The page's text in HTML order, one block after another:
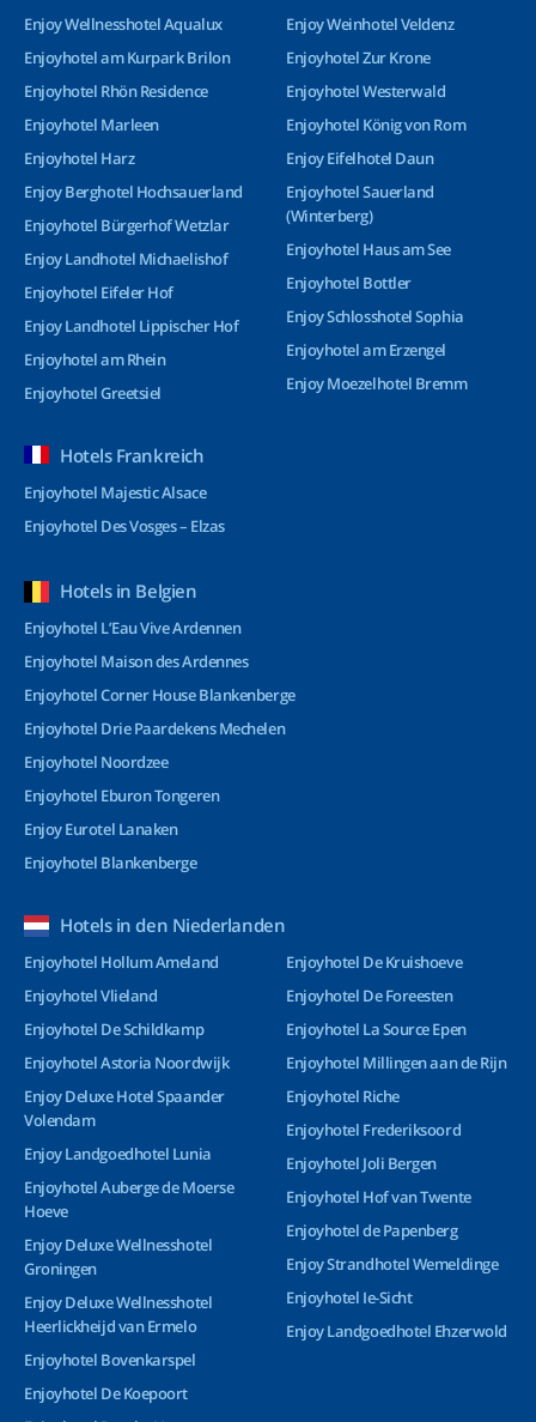
Enjoy Wellnesshotel Aqualux
Enjoyhotel am Kurpark Brilon
Enjoyhotel Rhön Residence
Enjoyhotel Marleen
Enjoyhotel Harz
Enjoy Berghotel Hochsauerland
Enjoyhotel Bürgerhof Wetzlar
Enjoy Landhotel Michaelishof
Enjoyhotel Eifeler Hof
Enjoy Landhotel Lippischer Hof
Enjoyhotel am Rhein
Enjoyhotel Greetsiel
Enjoy Weinhotel Veldenz
Enjoyhotel Zur Krone
Enjoyhotel Westerwald
Enjoyhotel König von Rom
Enjoy Eifelhotel Daun
Enjoyhotel Sauerland
(Winterberg)
Enjoyhotel Haus am See
Enjoyhotel Bottler
Enjoy Schlosshotel Sophia
Enjoyhotel am Erzengel
Enjoy Moezelhotel Bremm
Hotels Frankreich
Enjoyhotel Majestic Alsace
Enjoyhotel Des Vosges – Elzas
Hotels in Belgien
Enjoyhotel L’Eau Vive Ardennen
Enjoyhotel Maison des Ardennes
Enjoyhotel Corner House Blankenberge
Enjoyhotel Drie Paardekens Mechelen
Enjoyhotel Noordzee
Enjoyhotel Eburon Tongeren
Enjoy Eurotel Lanaken
Enjoyhotel Blankenberge
Hotels in den Niederlanden
Enjoyhotel Hollum Ameland
Enjoyhotel Vlieland
Enjoyhotel De Schildkamp
Enjoyhotel Astoria Noordwijk
Enjoy Deluxe Hotel Spaander
Volendam
Enjoy Landgoedhotel Lunia
Enjoyhotel Auberge de Moerse
Hoeve
Enjoy Deluxe Wellnesshotel
Groningen
Enjoy Deluxe Wellnesshotel
Heerlickheijd van Ermelo
Enjoyhotel Bovenkarspel
Enjoyhotel De Koepoort
Enjoyhotel De Kruishoeve
Enjoyhotel De Foreesten
Enjoyhotel La Source Epen
Enjoyhotel Millingen aan de Rijn
Enjoyhotel Riche
Enjoyhotel Frederiksoord
Enjoyhotel Joli Bergen
Enjoyhotel Hof van Twente
Enjoyhotel de Papenberg
Enjoy Strandhotel Wemeldinge
Enjoyhotel Ie-Sicht
Enjoy Landgoedhotel Ehzerwold